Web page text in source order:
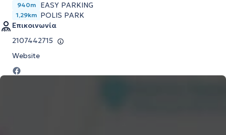
940m EASY PARKING
1,29km POLIS PARK
Επικοινωνία
2107442715
Website